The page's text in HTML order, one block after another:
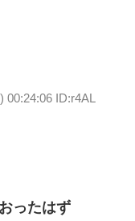
00:24:06 ID:r4AL
ったはず